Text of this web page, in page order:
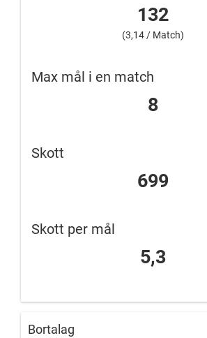
132
(3,14 / Match)
Max mål i en match
8
Skott
699
Skott per mål
5,3
Bortalag